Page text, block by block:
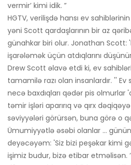
vermir’ kimi idik. ”
HGTV, verilişdə hansı ev
yəni Scott qardaşlarının bir az
günahkar biri olur. Jonathan Scott:
işarələmək üçün atdıqlarını
Drew Scott əlavə etdi ki, ev
tamamilə razı olan insanlardır. ''
necə baxdıqları qədər pis olmurlar
təmir işləri aparırıq və qırx dəqiqəyə
səviyyələri görürsən, buna görə o
Ümumiyyətlə əsəbi olanlar ...
deyəcəyəm: 'Siz bizi peşəkar kimi
işimiz budur, bizə etibar etməlisən.